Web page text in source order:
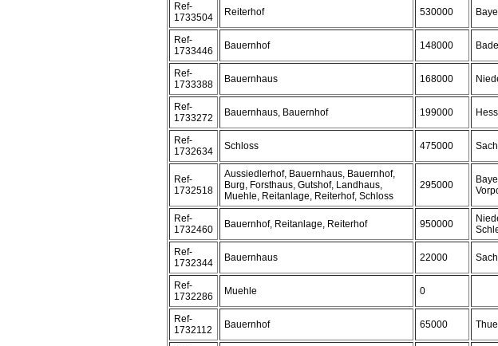
Ref-
1733504
Reiterhof 530000
Ref-
1733446
Bauernhof 148000
Ref-
1733388
Bauernhaus 168000
Ref-
1733272
Bauernhaus, Bauernhof 199000
Ref-
1732634
Schloss 475000
Ref-
1732518
Aussiedlerhof, Bauernhaus, Bauernhof,
Burg, Forsthaus, Gutshof, Landhaus,
Muehle, Reitanlage, Reiterhof, Schloss
295000
Ref-
1732460
Bauernhof, Reitanlage, Reiterhof 950000
Ref-
1732344
Bauernhaus 22000
Ref-
1732286
Muehle 0
Ref-
1732112
Bauernhof 65000